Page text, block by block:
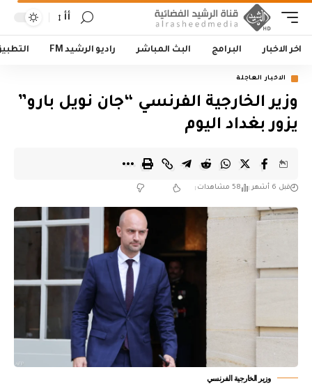
أأ
اخر الاخبار البرامج البث المباشر راديو الرشيد FM
الاخبار العاجلة
وزير الخارجية الفرنسي “جان نويل بارو”
يزور بغداد اليوم
قبل 6 أشهر 58 مشاهدات
وزير الخارجية الفرنسي